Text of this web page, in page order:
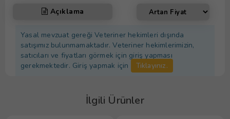
Açıklama
Yasal mevzuat gereği Veteriner hekimleri dışında
satışımız bulunmamaktadır. Veteriner hekimlerimizin,
satıcıları ve fiyatları görmek için giriş yapması
gerekmektedir. Giriş yapmak için
Tıklayınız.
İlgili Ürünler